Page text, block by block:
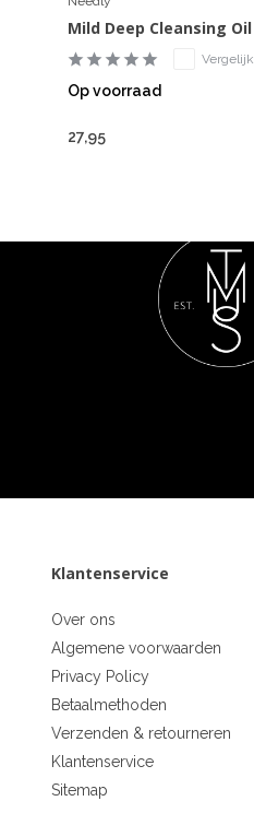
Mild Deep Cleansing Oil
Vergelijk
Op voorraad
27,95
Klantenservice
Over ons
Algemene voorwaarden
Privacy Policy
Betaalmethoden
Verzenden & retourneren
Klantenservice
Sitemap